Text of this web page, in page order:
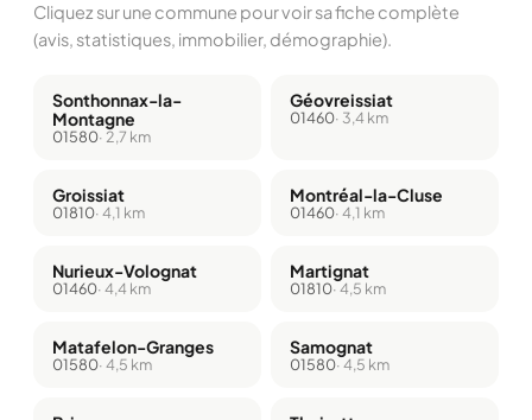
Cliquez sur une commune pour voir sa fiche complète
(avis, statistiques, immobilier, démographie).
Sonthonnax-la-
Montagne
01580· 2,7 km
Géovreissiat
01460· 3,4 km
Groissiat
01810· 4,1 km
Montréal-la-Cluse
01460· 4,1 km
Nurieux-Volognat
01460· 4,4 km
Martignat
01810· 4,5 km
Matafelon-Granges
01580· 4,5 km
Samognat
01580· 4,5 km